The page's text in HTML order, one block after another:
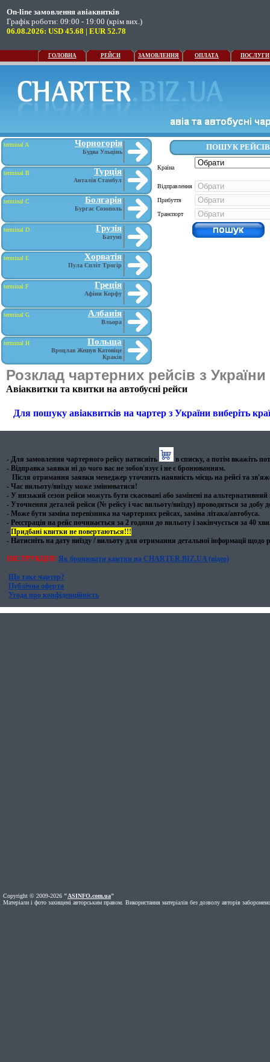
On-line замовлення авіаквитків
Графік роботи: 09:00 - 19:00 (крім вих.)
06.08.2026: USD 45.68 | EUR 52.78
ГОЛОВНА РЕЙСИ ЗАМОВЛЕННЯ ОПЛАТА ПОСЛУГИ
terminal A Чорногорія
Будва Ульцінь
terminal B Турція
Анталія Стамбул
terminal C Болгарія
Бургас Созополь
terminal D Грузія
Батумі
terminal E Хорватія
Пула Спліт Трогір
terminal F Греція
Афіни Корфу
terminal G Албанія
Вльора
terminal H Польща
Вроцлав Жешув Катовіце
Краків
Розклад чартерних рейсів з України
Авіаквитки та квитки на автобусні рейси
Для пошуку авіаквитків на чартер з України виберіть
- Для замовлення чартерного рейсу натисніть
в списку, а потім вкажіть
- Відправка заявки ні до чого вас не зобов'язує і не є бронюванням.
Після отримання заявки менеджер уточнить наявність місць на рейсі та
- Час вильоту/виїзду може змінюватися!
- У низький сезон рейси можуть бути скасовані або замінені на альтернативний
- Уточнення деталей рейси (№ рейсу і час вильоту/виїзду) проводиться за добу
- Може бути заміна перевізника на чартерних рейсах, заміна літака/автобуса.
- Реєстрація на рейс починається за 2 години до вильоту і закінчується за 40
- Придбані квитки не повертаються!!!
- Натисніть на дату виїзду / вильоту для отримання детальної інформації щодо
ІНСТРУКЦІЯ! Як бронювати квитки на CHARTER.BIZ.UA (відео)
Що таке чартер?
Публічна оферта
Угода про конфіденційність
Copyright © 2009-2026 "ASINFO.com.ua"
Матеріали і фото захищені авторським правом. Використання матеріалів без дозволу авторів